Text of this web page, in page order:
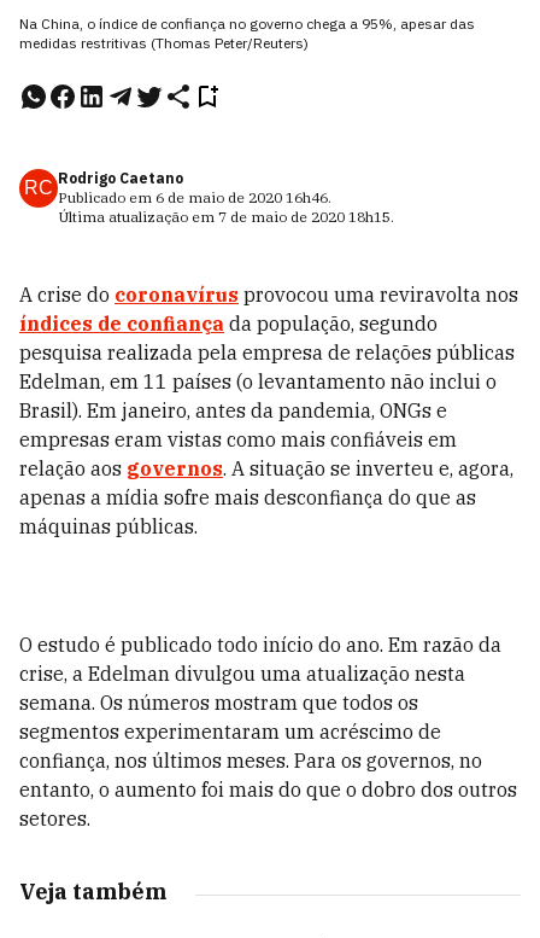
Na China, o índice de confiança no governo chega a 95%, apesar das
medidas restritivas (Thomas Peter/Reuters)
RC Rodrigo Caetano
Publicado em 6 de maio de 2020 16h46.
Última atualização em 7 de maio de 2020 18h15.
A crise do coronavírus provocou uma reviravolta nos
índices de confiança da população, segundo
pesquisa realizada pela empresa de relações públicas
Edelman, em 11 países (o levantamento não inclui o
Brasil). Em janeiro, antes da pandemia, ONGs e
empresas eram vistas como mais confiáveis em
relação aos governos. A situação se inverteu e, agora,
apenas a mídia sofre mais desconfiança do que as
máquinas públicas.
O estudo é publicado todo início do ano. Em razão da
crise, a Edelman divulgou uma atualização nesta
semana. Os números mostram que todos os
segmentos experimentaram um acréscimo de
confiança, nos últimos meses. Para os governos, no
entanto, o aumento foi mais do que o dobro dos outros
setores.
Veja também